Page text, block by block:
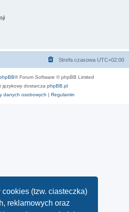
(tzw. ciasteczka)
reklamowych oraz
Strefa czasowa UTC+02:00
® Forum Software © phpBB Limited
językowy dostarcza phpBB.pl
danych osobowych | Regulamin